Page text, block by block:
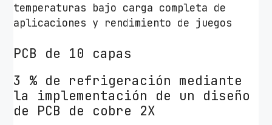
temperaturas bajo carga completa de
aplicaciones y rendimiento de juegos
PCB de 10 capas
3 % de refrigeración mediante
la implementación de un diseño
de PCB de cobre 2X